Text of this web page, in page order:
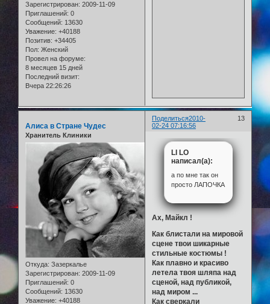
Зарегистрирован: 2009-11-09
Приглашений: 0
Сообщений: 13630
Уважение: +40188
Позитив: +34405
Пол: Женский
Провел на форуме:
8 месяцев 15 дней
Последний визит:
Вчера 22:26:26
Поделиться 13
2010-
02-24 07:16:56
Алиса в Стране Чудес
Хранитель Клиники
Откуда: Зазеркалье
Зарегистрирован: 2009-11-09
Приглашений: 0
Сообщений: 13630
Уважение: +40188
LI LO
написал(а):
а по мне так он
просто ЛАПОЧКА
Ах, Майкл !
Как блистали на мировой
сцене твои шикарные
стильные костюмы !
Как плавно и красиво
летела твоя шляпа над
сценой, над публикой,
над миром ...
Как сверкали